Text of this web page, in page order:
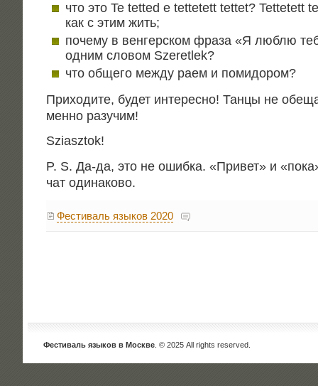
что это Te tetted e tettetett tettet? Tettetett
как с этим жить;
поче­му в вен­гер­ском фра­за «Я люб­лю
одним сло­вом Szeretlek?
что обще­го меж­ду раем и помидором?
При­хо­ди­те, будет инте­рес­но! Тан­цы не
мен­но разучим!
Sziasztok!
P. S. Да-да, это не ошиб­ка. «При­вет» и
чат одинаково.
Фестиваль языков 2020
Фестиваль языков в Москве . © 2025 All rights reserved.